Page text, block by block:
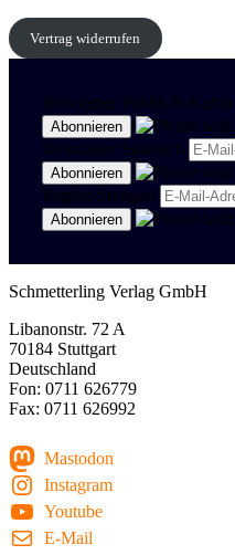
Vertrag widerrufen
Newsletter Politik & Kultur
Newsletter Spanisch
Region Stuttgart
Schmetterling Verlag GmbH
Libanonstr. 72 A
70184 Stuttgart
Deutschland
Fon: 0711 626779
Fax: 0711 626992
Mastodon
Instagram
Youtube
E-Mail